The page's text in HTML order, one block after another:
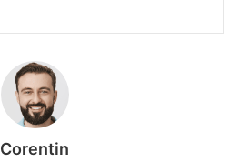
Corentin